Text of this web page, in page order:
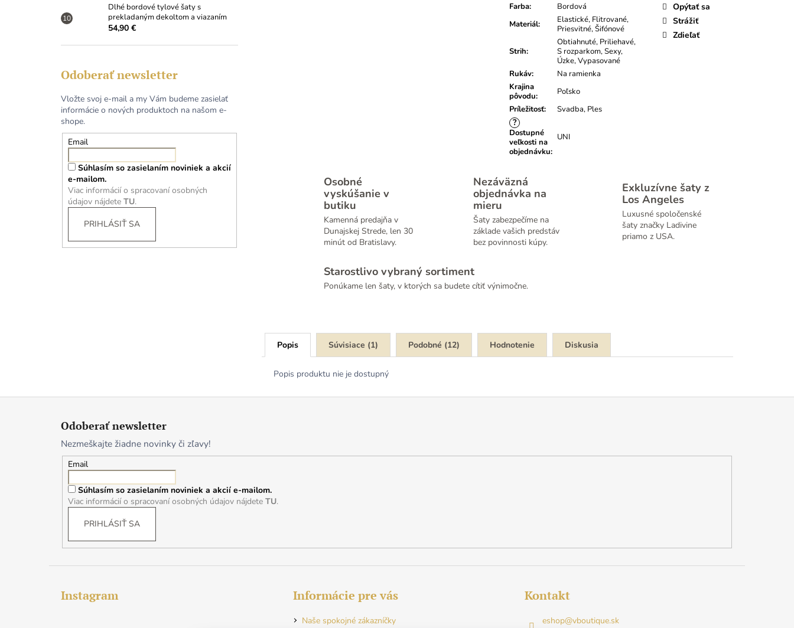
Dlhé bordové tylové šaty s
prekladaným dekoltom a viazaním
54,90 €
Odoberať newsletter
Vložte svoj e-mail a my Vám budeme zasielať
informácie o nových produktoch na našom e-
shope.
Email
Súhlasím so zasielaním noviniek a akcií
e-mailom.
Viac informácií o spracovaní osobných
údajov nájdete TU.
PRIHLÁSIŤ SA
Farba:
Bordová
Materiál:
Elastické, Flitrované,
Priesvitné, Šifónové
Strih:
Obtiahnuté, Priliehavé,
S rozparkom, Sexy,
Úzke, Vypasované
Rukáv:
Na ramienka
Krajina
pôvodu:
Poľsko
Príležitosť: Svadba, Ples
?
Dostupné
veľkosti na
objednávku:
UNI
Opýtať sa
Strážiť
Zdieľať
Osobné
vyskúšanie v
butiku
Kamenná predajňa v
Dunajskej Strede, len 30
minút od Bratislavy.
Nezáväzná
objednávka na
mieru
Šaty zabezpečíme na
základe vašich predstáv
bez povinnosti kúpy.
Exkluzívne šaty z
Los Angeles
Luxusné spoločenské
šaty značky Ladivine
priamo z USA.
Starostlivo vybraný sortiment
Ponúkame len šaty, v ktorých sa budete cítiť výnimočne.
Popis Súvisiace (1) Podobné (12) Hodnotenie Diskusia
Popis produktu nie je dostupný
Odoberať newsletter
Nezmeškajte žiadne novinky či zľavy!
Email
Súhlasím so zasielaním noviniek a akcií e-mailom.
Viac informácií o spracovaní osobných údajov nájdete TU.
PRIHLÁSIŤ SA
Instagram Informácie pre vás
Naše spokojné zákazníčky
Kontakt
eshop@vboutique.sk